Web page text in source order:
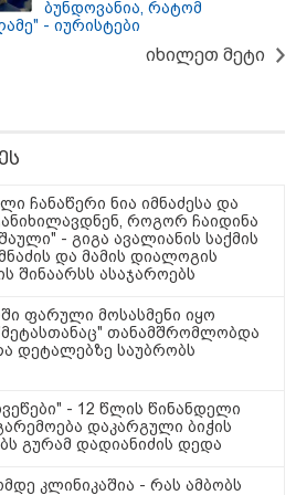
მამიდის ემოციურ მონათხრობს
აქვეყნებს
20:58 / 07-08-2026
"იპოვონ ერთი გოგონა, ვისაც
გიგა სექსუალურად ავიწროებდა
დედა განცხადებას ავრცელებს
"აშშ კვლავაც ღრმად
შეშფოთებულია რუსეთის მიერ
საქართველოს ტერიტორიის
განგრძობადი ოკუპაციით" -
აშშ-ის საელჩო
17:12 / 07-08-2026
დარღვევებს დროულად?
ბუნდოვანია, რატომ
- იურისტები
იხილეთ მეტი
ჩანაწერი ნია იმნაძესა და
როგორ ჩაიდინა
- გიგა ავალიანის საქმის
და მამის დიალოგის
შინაარსს ასაჯაროებს
ფარული მოსასმენი იყო
თანამშრომლობდა
დეტალებზე საუბრობს
- 12 წლის წინანდელი
დაკარგული ბიჭის
გურამ დადიანიძის დედა
კლინიკაშია - რას ამბობს